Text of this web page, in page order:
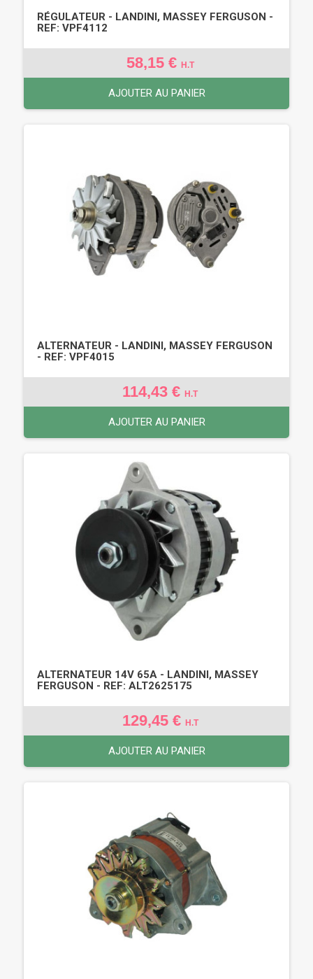
RÉGULATEUR - LANDINI, MASSEY FERGUSON -
REF: VPF4112
58,15 € H.T
AJOUTER AU PANIER
ALTERNATEUR - LANDINI, MASSEY FERGUSON
- REF: VPF4015
114,43 € H.T
AJOUTER AU PANIER
ALTERNATEUR 14V 65A - LANDINI, MASSEY
FERGUSON - REF: ALT2625175
129,45 € H.T
AJOUTER AU PANIER